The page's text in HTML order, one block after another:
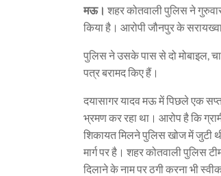
मऊ। शहर कोतवाली पुलिस ने
किया है। आरोपी जौनपुर के
पुलिस ने उसके पास से दो मोबाइल,
पत्र बरामद किए हैं।
दयासागर यादव मऊ में पिछले एक
भ्रमण कर रहा था। आरोप है कि
शिकायत मिलने पुलिस खोज में जुटी
मार्ग पर है। शहर कोतवाली पुलिस
दिलाने के नाम पर ठगी करना भी